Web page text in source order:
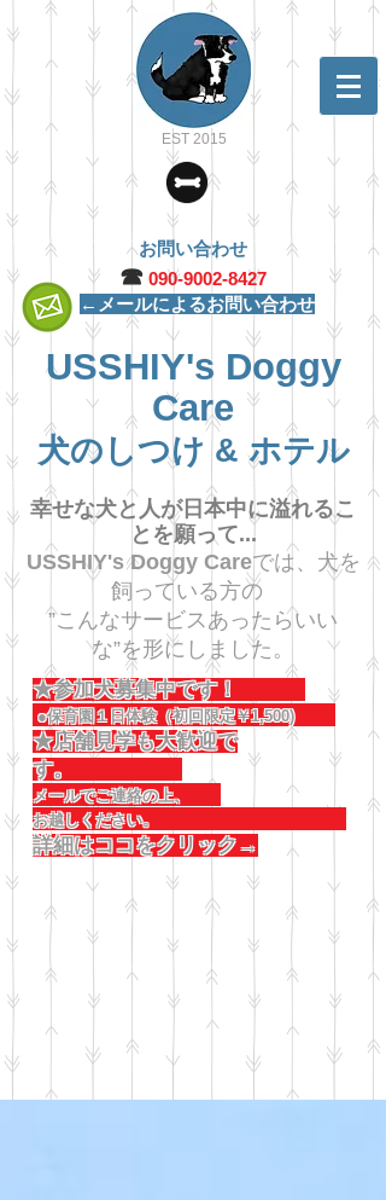
EST 2015
お問い合わせ
☎︎ 090-9002-8427
←メールによるお問い合わせ
USSHIY's Doggy
Care
犬のしつけ & ホテル
幸せな犬と人が日本中に溢れるこ
とを願って...
USSHIY's Doggy Careでは、犬を
飼っている方の
”こんなサービスあったらいい
な”を形にしました。
★参加犬募集中です！
●保育園１日体験（初回限定￥1,500)
★店舗見学も大歓迎で
す。
メールでご連絡の上、
お越しください。
詳細はココをクリック→